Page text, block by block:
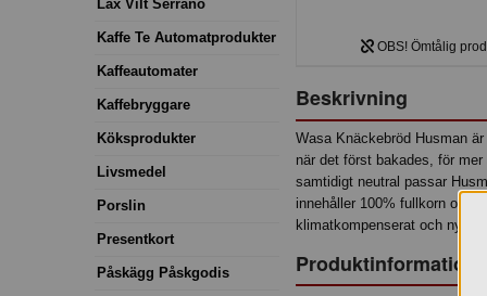
Lax Vilt Serrano
Kaffe Te Automatprodukter
Kaffeautomater
Kaffebryggare
Köksprodukter
Livsmedel
Porslin
Presentkort
Påskägg Påskgodis
OBS! Ömtålig
Beskrivning
Wasa Knäckebröd Husman
när det först bakades, för
samtidigt neutral passar
innehåller 100% fullkorn och
klimatkompenserat och
Produktinformation